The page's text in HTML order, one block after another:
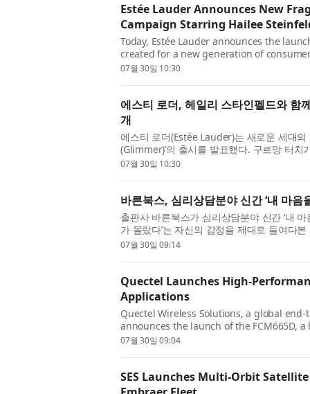
Estée Lauder Announces New
Campaign Starring Hailee
Today, Estée Lauder announces the
created for a new generation of
gourmand twist, Glimmer transforms the
07월 30일 10:30
에스티 로더, 헤일리 스타인펠드와 함
개
에스티 로더(Estée Lauder)는 새로운 세대
(Glimmer)’의 출시를 발표했다. 구르망 터
소소한 기쁨과 희망, 유대감의 순간을 의미하
07월 30일 10:30
바른북스, 심리상담분야 신간 ‘내 마음
출판사 바른북스가 심리상담분야 신간 ‘내
가 몰랐다’는 자신의 감정을 제대로 들여다
서 비로소 스스로를 알아가는 과정을 담고
07월 30일 09:14
Quectel Launches High-
Applications
Quectel Wireless Solutions, a global
announces the launch of the FCM665D,
module with edge AI processing
07월 30일 09:04
SES Launches Multi-Orbit